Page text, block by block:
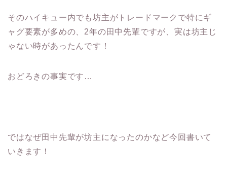
そのハイキュー内でも坊主がトレードマークで特にギ
ャグ要素が多めの、2年の田中先輩ですが、実は坊主じ
ゃない時があったんです！
おどろきの事実です…
ではなぜ田中先輩が坊主になったのかなど今回書いて
いきます！